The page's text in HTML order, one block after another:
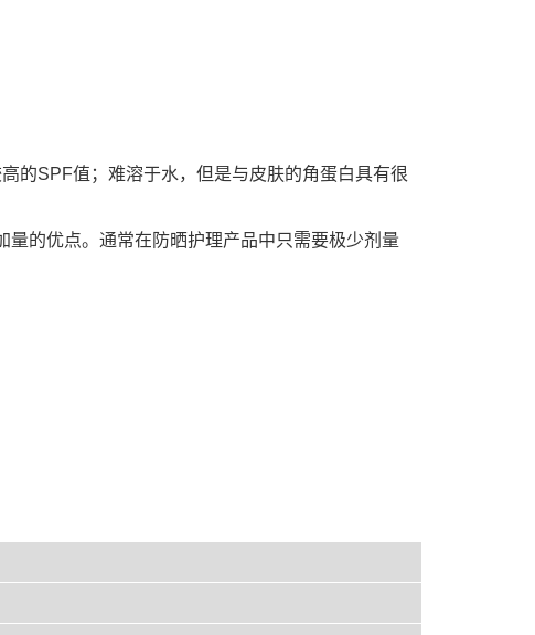
的SPF值；难溶于水，但是与皮肤的角蛋白具有很
的优点。通常在防晒护理产品中只需要极少剂量